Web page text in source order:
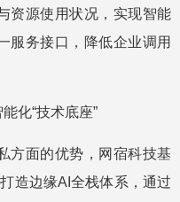
资源使用状况，实现智能
服务接口，降低企业调用
化“技术底座”
方面的优势，网宿科技基
造边缘AI全栈体系，通过